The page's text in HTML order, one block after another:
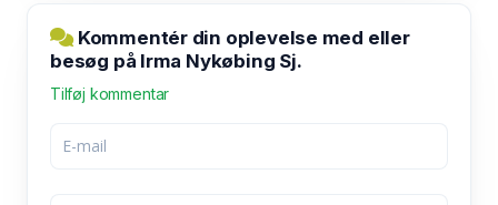
Kommentér din oplevelse med eller
besøg på Irma Nykøbing Sj.
Tilføj kommentar